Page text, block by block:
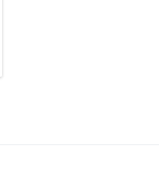
bij kleine schrale plekjes op